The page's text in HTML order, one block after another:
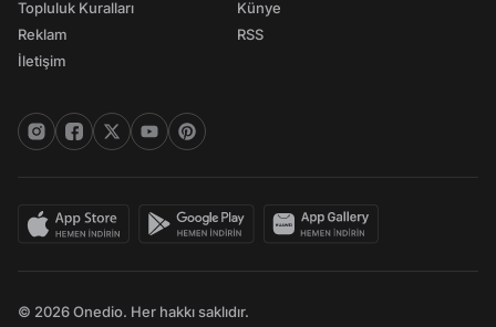
Topluluk Kuralları
Reklam
İletişim
Künye
RSS
© 2026 Onedio. Her hakkı saklıdır.